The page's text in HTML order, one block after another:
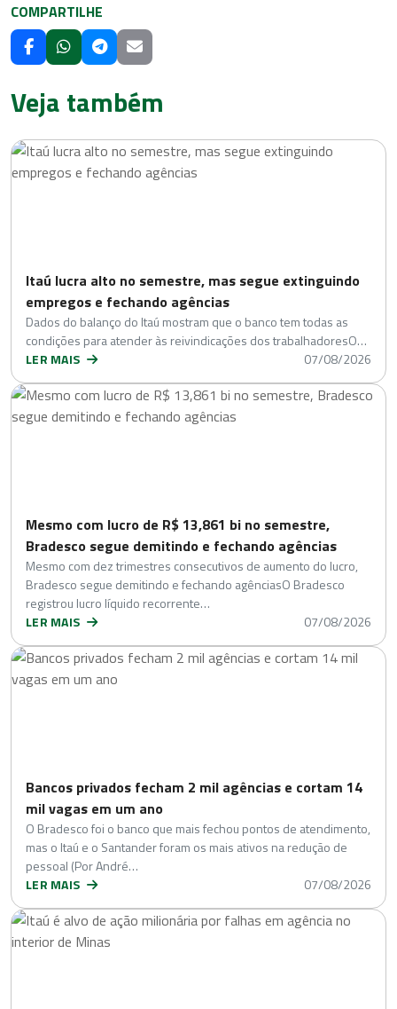
COMPARTILHE
Veja também
Itaú lucra alto no semestre, mas segue extinguindo
empregos e fechando agências
Dados do balanço do Itaú mostram que o banco tem todas as
condições para atender às reivindicações dos trabalhadoresO…
LER MAIS
07/08/2026
Mesmo com lucro de R$ 13,861 bi no semestre,
Bradesco segue demitindo e fechando agências
Mesmo com dez trimestres consecutivos de aumento do lucro,
Bradesco segue demitindo e fechando agênciasO Bradesco
registrou lucro líquido recorrente…
LER MAIS
07/08/2026
Bancos privados fecham 2 mil agências e cortam 14
mil vagas em um ano
O Bradesco foi o banco que mais fechou pontos de atendimento,
mas o Itaú e o Santander foram os mais ativos na redução de
pessoal (Por André…
LER MAIS
07/08/2026